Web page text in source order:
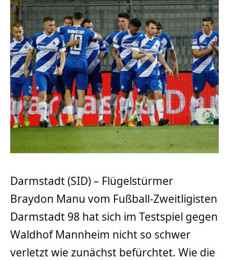
Darmstadt (SID) – Flügelstürmer
Braydon Manu vom Fußball-Zweitligisten
Darmstadt 98 hat sich im Testspiel gegen
Waldhof Mannheim nicht so schwer
verletzt wie zunächst befürchtet. Wie die